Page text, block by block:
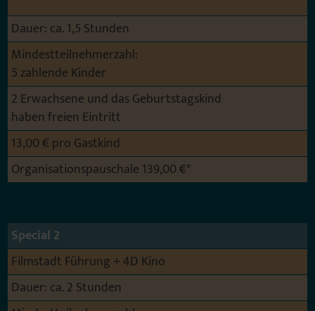
Dauer: ca. 1,5 Stunden
Mindestteilnehmerzahl:
5 zahlende Kinder
2 Erwachsene und das Geburtstagskind
haben freien Eintritt
13,00 € pro Gastkind
Organisationspauschale 139,00 €*
Special 2
Filmstadt Führung + 4D Kino
Dauer: ca. 2 Stunden